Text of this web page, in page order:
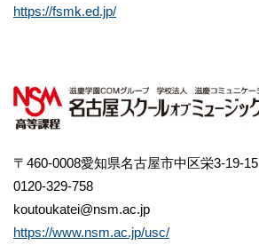
https://fsmk.ed.jp/
〒460-0008愛知県名古屋市中区栄3-19-15
0120-329-758
koutoukatei@nsm.ac.jp
https://www.nsm.ac.jp/usc/